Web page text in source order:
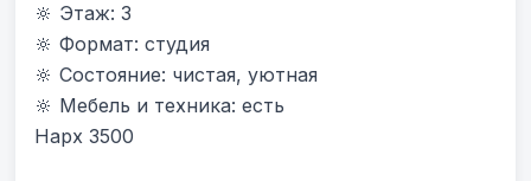
🔆 Этаж: 3
🔆 Формат: студия
🔆 Состояние: чистая, уютная
🔆 Мебель и техника: есть
Нарх 3500